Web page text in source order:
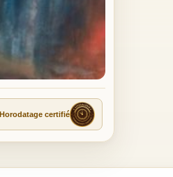
Horodatage certifié